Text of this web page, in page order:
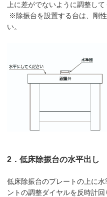
上に差がでないように調整して
※除振台を設置する台は、剛
い。
2．低床除振台の水平出し
低床除振台のプレートの上に
ントの調整ダイヤルを反時計回